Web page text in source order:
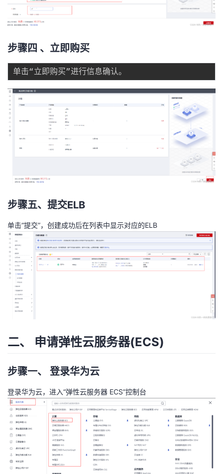
步骤四 、立即购买
步骤五、提交ELB
单击“提交”，创建成功后在列表中显示对应的ELB
二、 申请弹性云服务器(ECS)
步骤一、 登录华为云
登录华为云，进入“弹性云服务器 ECS”控制台